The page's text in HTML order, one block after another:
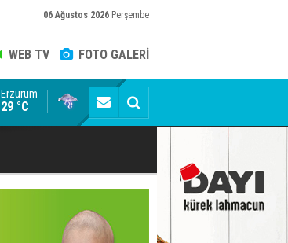
06 Ağustos 2026 Perşembe
WEB TV FOTO GALERİ
Belediyede rüşvet skandalının görüntüleri ortaya
Erzurum
29 °C